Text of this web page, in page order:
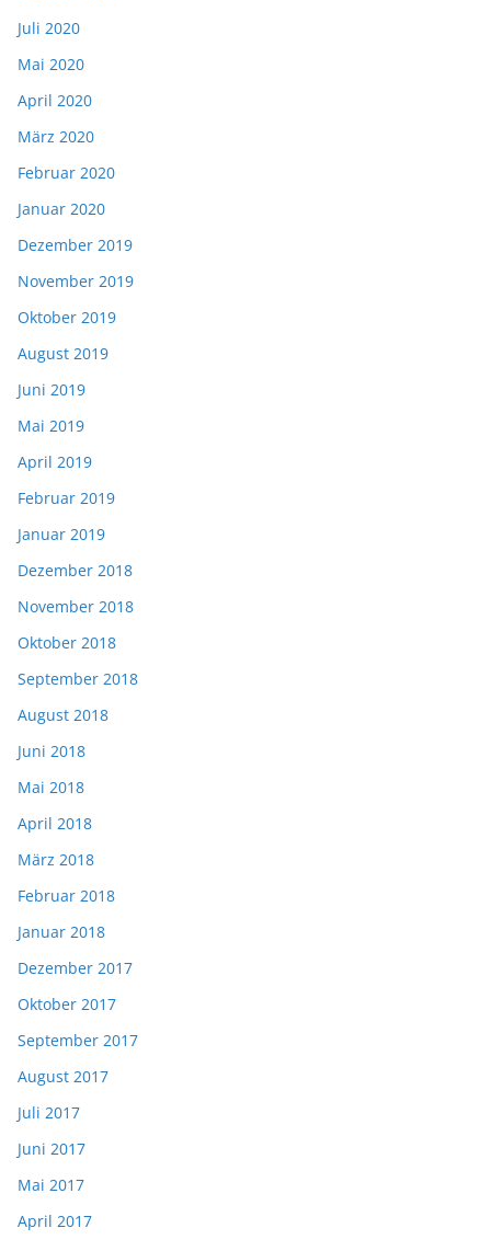
Juli 2020
Mai 2020
April 2020
März 2020
Februar 2020
Januar 2020
Dezember 2019
November 2019
Oktober 2019
August 2019
Juni 2019
Mai 2019
April 2019
Februar 2019
Januar 2019
Dezember 2018
November 2018
Oktober 2018
September 2018
August 2018
Juni 2018
Mai 2018
April 2018
März 2018
Februar 2018
Januar 2018
Dezember 2017
Oktober 2017
September 2017
August 2017
Juli 2017
Juni 2017
Mai 2017
April 2017